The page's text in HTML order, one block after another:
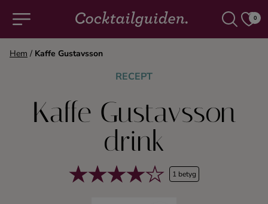
0
Alla cocktails & drinkar
Champagne
Hem / Kaffe Gustavsson
RECEPT
Kaffe Gustavsson
drink
1 betyg